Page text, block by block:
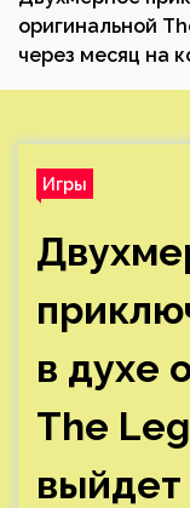
оригинальной
через месяц на
Игры
в духе
The
выйдет